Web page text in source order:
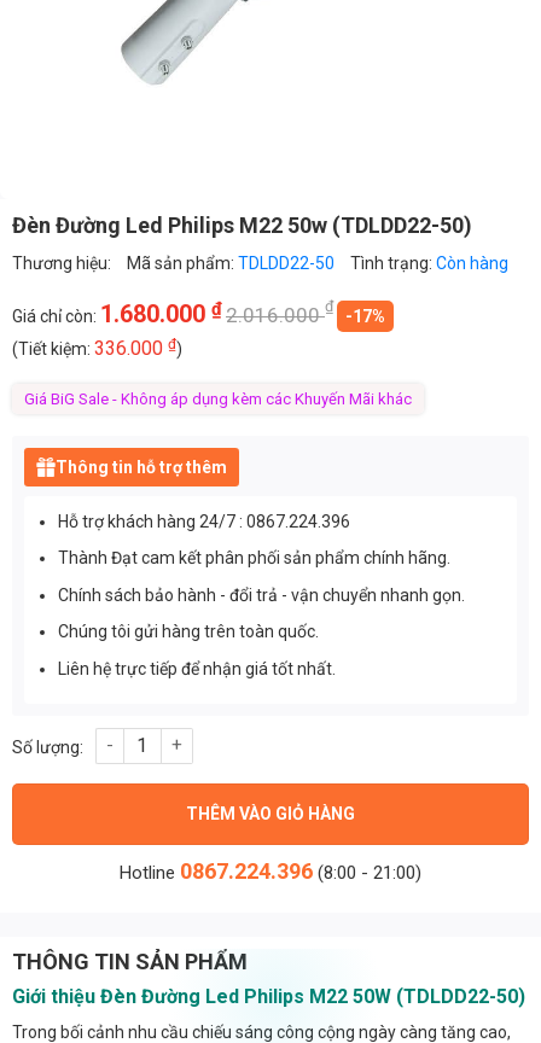
Đèn Đường Led Philips M22 50w (TDLDD22-50)
Thương hiệu: Mã sản phẩm: TDLDD22-50 Tình trạng: Còn hàng
Giá chỉ còn: 1.680.000 ₫2.016.000₫
-17%
(Tiết kiệm: 336.000 ₫)
Giá BiG Sale - Không áp dụng kèm các Khuyến Mãi khác
Thông tin hỗ trợ thêm
Hỗ trợ khách hàng 24/7 : 0867.224.396
Thành Đạt cam kết phân phối sản phẩm chính hãng.
Chính sách bảo hành - đổi trả - vận chuyển nhanh gọn.
Chúng tôi gửi hàng trên toàn quốc.
Liên hệ trực tiếp để nhận giá tốt nhất.
Đèn Đường Led Philips M22 50w (TDLDD22-50) số lượng
THÊM VÀO GIỎ HÀNG
Hotline 0867.224.396 (8:00 - 21:00)
THÔNG TIN SẢN PHẨM
Giới thiệu Đèn Đường Led Philips M22 50W (TDLDD22-50)
Trong bối cảnh nhu cầu chiếu sáng công cộng ngày càng tăng cao,